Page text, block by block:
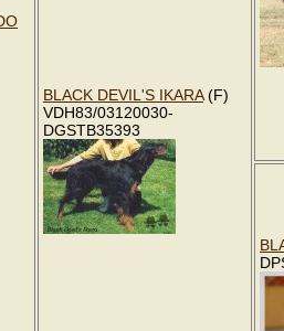
BLACK DEVIL'S IKARA(F)
VDH83/03120030-
DGSTB35393